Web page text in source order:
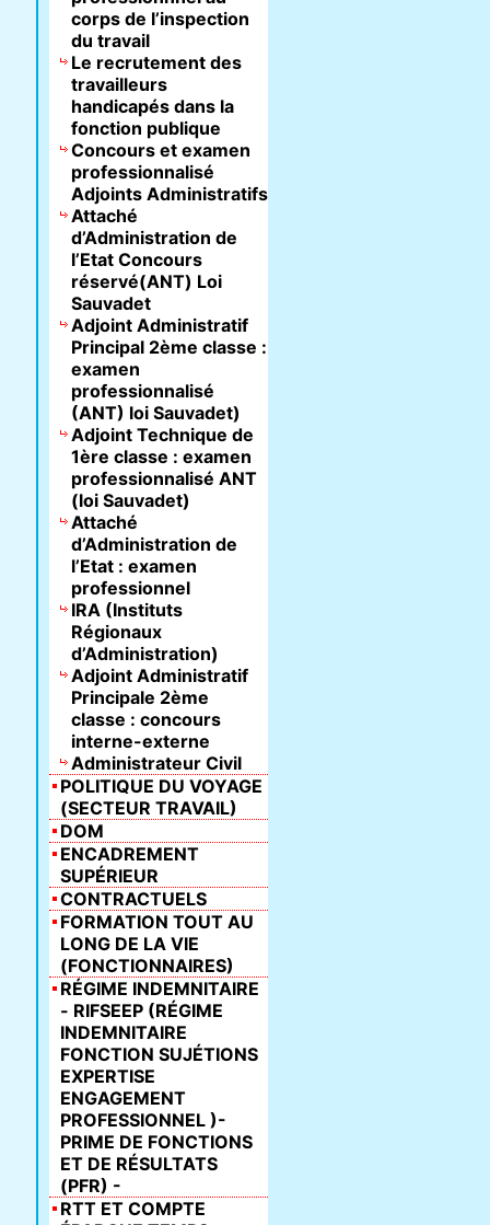
corps de l’inspection
du travail
Le recrutement des
travailleurs
handicapés dans la
fonction publique
Concours et examen
professionnalisé
Adjoints Administratifs
Attaché
d’Administration de
l’Etat Concours
réservé(ANT) Loi
Sauvadet
Adjoint Administratif
Principal 2ème classe :
examen
professionnalisé
(ANT) loi Sauvadet)
Adjoint Technique de
1ère classe : examen
professionnalisé ANT
(loi Sauvadet)
Attaché
d’Administration de
l’Etat : examen
professionnel
IRA (Instituts
Régionaux
d’Administration)
Adjoint Administratif
Principale 2ème
classe : concours
interne-externe
Administrateur Civil
POLITIQUE DU VOYAGE
(SECTEUR TRAVAIL)
DOM
ENCADREMENT
SUPÉRIEUR
CONTRACTUELS
FORMATION TOUT AU
LONG DE LA VIE
(FONCTIONNAIRES)
RÉGIME INDEMNITAIRE
- RIFSEEP (RÉGIME
INDEMNITAIRE
FONCTION SUJÉTIONS
EXPERTISE
ENGAGEMENT
PROFESSIONNEL )-
PRIME DE FONCTIONS
ET DE RÉSULTATS
(PFR) -
RTT ET COMPTE